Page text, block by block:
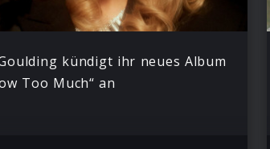
kündigt ihr neues Album
Too Much“ an